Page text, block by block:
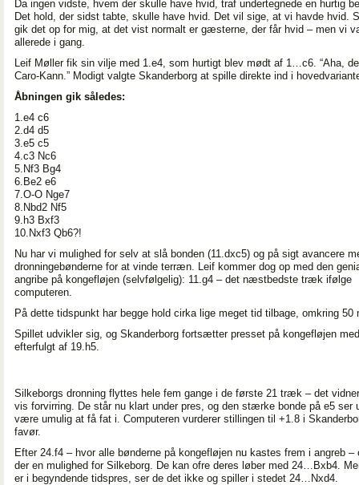
Da ingen vidste, hvem der skulle have hvid, traf undertegnede en hurtig
Det hold, der sidst tabte, skulle have hvid. Det vil sige, at vi havde hvid.
gik det op for mig, at det vist normalt er gæsterne, der får hvid – men vi
allerede i gang.
Leif Møller fik sin vilje med 1.e4, som hurtigt blev mødt af 1…c6. “Aha,
Caro-Kann.” Modigt valgte Skanderborg at spille direkte ind i
Åbningen gik således:
1.e4 c6
2.d4 d5
3.e5 c5
4.c3 Nc6
5.Nf3 Bg4
6.Be2 e6
7.O-O Nge7
8.Nbd2 Nf5
9.h3 Bxf3
10.Nxf3 Qb6?!
Nu har vi mulighed for selv at slå bonden (11.dxc5) og på sigt avancere
dronningebønderne for at vinde terræn. Leif kommer dog op med den
angribe på kongefløjen (selvfølgelig): 11.g4 – det næstbedste træk ifølge
computeren.
På dette tidspunkt har begge hold cirka lige meget tid tilbage, omkring 50
Spillet udvikler sig, og Skanderborg fortsætter presset på kongefløjen
efterfulgt af 19.h5.
Silkeborgs dronning flyttes hele fem gange i de første 21 træk – det
vis forvirring. De står nu klart under pres, og den stærke bonde på e5 ser
være umulig at få fat i. Computeren vurderer stillingen til +1.8 i
favør.
Efter 24.f4 – hvor alle bønderne på kongefløjen nu kastes frem i angreb –
der en mulighed for Silkeborg. De kan ofre deres løber med 24…Bxb4.
er i begyndende tidspres, ser de det ikke og spiller i stedet 24…Nxd4.